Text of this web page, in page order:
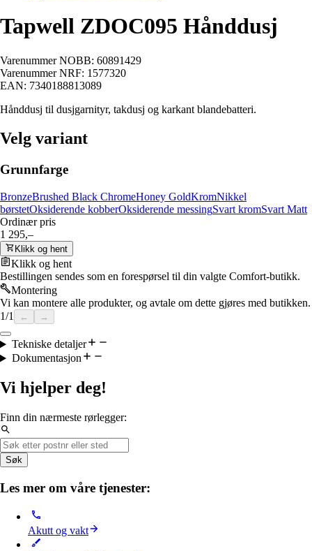
Tapwell ZDOC095 Hånddusj
Varenummer NOBB: 60891429
Varenummer NRF: 1577320
EAN: 7340188813089
Hånddusj til dusjgarnityr, takdusj og karkant blandebatteri.
Velg variant
Grunnfarge
BronzeBrushed Black ChromeHoney GoldKromNikkel
børstetOksiderende kobberOksiderende messingSvart kromSvart Matt
Ordinær pris
1 295,–
Klikk og hent
Klikk og hent
Bestillingen sendes som en forespørsel til din valgte Comfort-butikk.
Montering
Vi kan montere alle produkter, og avtale om dette gjøres med butikken.
1/1 ← →
Tekniske detaljer
Dokumentasjon
Vi hjelper deg!
Finn din nærmeste rørlegger:
Søk
Les mer om våre tjenester:
Akutt og vakt